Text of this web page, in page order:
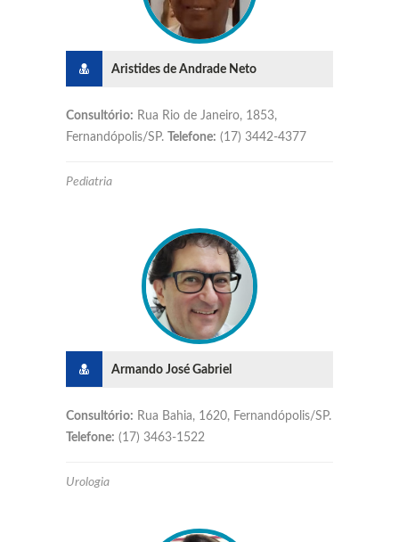
Aristides de Andrade Neto
Consultório: Rua Rio de Janeiro, 1853,
Fernandópolis/SP.
Telefone: (17) 3442-4377
Pediatria
Armando José Gabriel
Consultório: Rua Bahia, 1620, Fernandópolis/SP.
Telefone: (17) 3463-1522
Urologia